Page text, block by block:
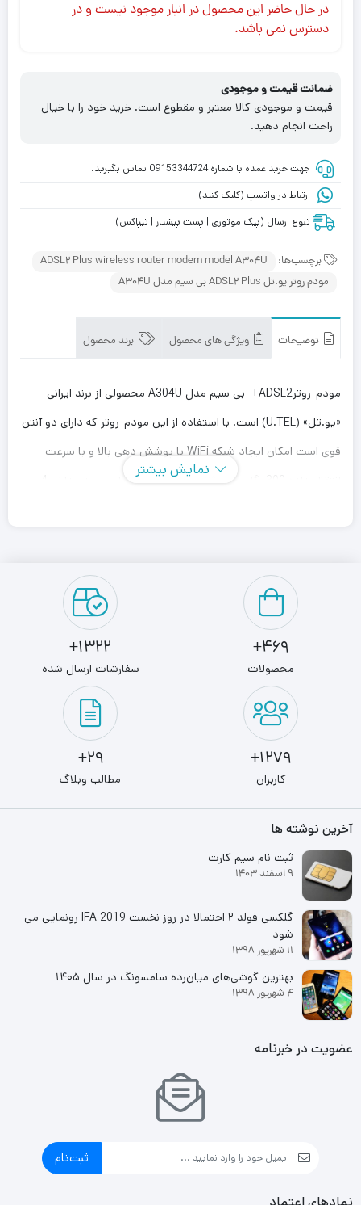
در حال حاضر این محصول در انبار موجود نیست و در
دسترس نمی باشد.
ضمانت قیمت و موجودی
قیمت و موجودی کالا معتبر و مقطوع است. خرید خود را با خیال
راحت انجام دهید.
جهت خرید عمده با شماره 09153344724 تماس بگیرید.
ارتباط در واتسپ (کلیک کنید)
تنوع ارسال (پیک موتوری | پست پیشتاز | تیپاکس)
برچسب‌ها:
ADSL2 Plus wireless router modem model A304U
مودم روتر یو.تل ADSL2 Plus بی سیم مدل A304U
توضیحات ویژگی های محصول برند محصول
مودم-روترADSL2+ بی سیم مدل A304U محصولی از برند ایرانی
«یو.تل» (U.TEL) است. با استفاده از این مودم-روتر که دارای دو آنتن
قوی است امکان ایجاد شبکه WiFi با پوشش دهی بالا و با سرعت
3g برای استفاده از اینترنت است. این مودم برای اشتراک گذاری
اینترنت پرسرعت در مصارف خانگی حرفه‌ای و سازمان‌های بزرگ طراحی
شده است و با به‌کارگیری استاندارها و قابلیت های کلیدی انتخابی
ایدئال به حساب می‌آید.
نمایش بیشتر
469+
محصولات
1322+
سفارشات ارسال شده
1279+
کاربران
29+
مطالب وبلاگ
آخرین نوشته ها
ثبت نام سیم کارت
9 اسفند 1403
گلکسی فولد ۲ احتمالا در روز نخست IFA 2019 رونمایی می
شود
11 شهریور 1398
بهترین گوشی‌های میان‌رده سامسونگ در سال ۱۴۰۵
4 شهریور 1398
عضویت در خبرنامه
ثبت‌نام